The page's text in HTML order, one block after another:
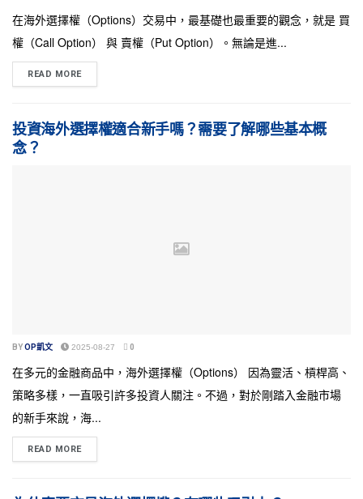
在海外選擇權（Options）交易中，最基礎也最重要的觀念，就是 買
權（Call Option） 與 賣權（Put Option）。無論是進...
READ MORE
投資海外選擇權適合新手嗎？需要了解哪些基本概
念？
BYOP凱文 2025-08-27 0
在多元的金融商品中，海外選擇權（Options） 因為靈活、槓桿高、
策略多樣，一直吸引許多投資人關注。不過，對於剛踏入金融市場
的新手來說，海...
READ MORE